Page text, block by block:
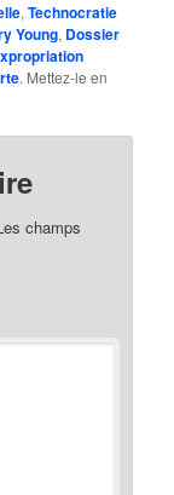
,Technocratie
Young, Dossier
. Mettez-le en
champs